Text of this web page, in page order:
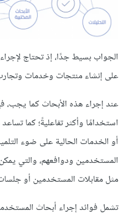
الجواب بسيط جدًا، إذ تحتاج
على إنشاء منتجات وخدمات
عند إجراء هذه الأبحاث كما يجب،
استخدامًا وأكثر تفاعليةً؛ كما
أو الخدمات الحالية على ضوء
المستخدمين ودوافعهم، والتي
مثل مقابلات المستخدمين أو
تشمل فوائد إجراء أبحاث